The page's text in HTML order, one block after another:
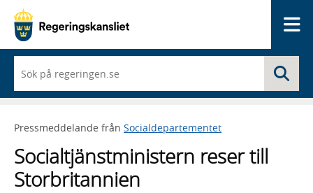
du
börjar
skriva
framträder
lista
med
sökförslag
Pressmeddelande från Socialdepartementet
Socialtjänstministern reser till
Storbritannien